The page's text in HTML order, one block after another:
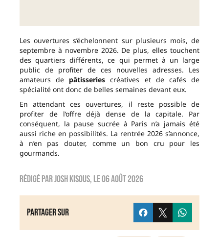
Les ouvertures s’échelonnent sur plusieurs mois, de
septembre à novembre 2026. De plus, elles touchent
des quartiers différents, ce qui permet à un large
public de profiter de ces nouvelles adresses. Les
amateurs de pâtisseries créatives et de cafés de
spécialité ont donc de belles semaines devant eux.
En attendant ces ouvertures, il reste possible de
profiter de l’offre déjà dense de la capitale. Par
conséquent, la pause sucrée à Paris n’a jamais été
aussi riche en possibilités. La rentrée 2026 s’annonce,
à n’en pas douter, comme un bon cru pour les
gourmands.
Rédigé parJosh Kisous, le06 août 2026
Partager sur